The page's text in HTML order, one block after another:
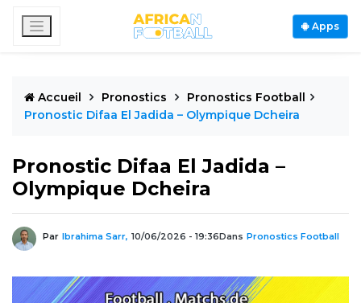
Apps
Accueil Pronostics
Pronostics Football
Pronostic Difaa El Jadida – Olympique Dcheira
Pronostic Difaa El Jadida –
Olympique Dcheira
Par Ibrahima Sarr, 10/06/2026 - 19:36Dans Pronostics Football